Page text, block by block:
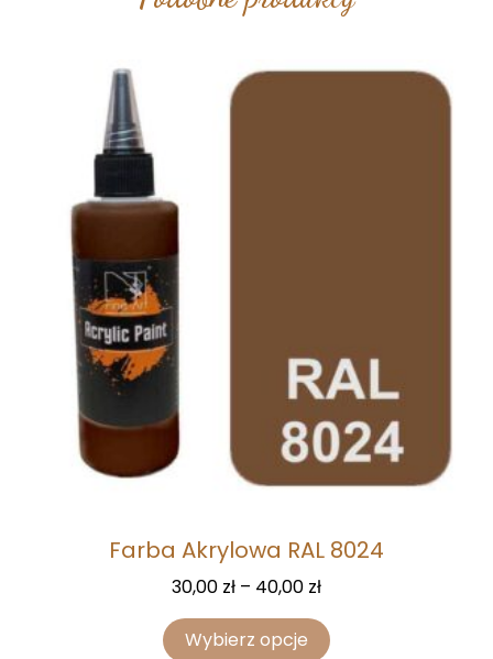
Farba Akrylowa RAL 8024
30,00 zł – 40,00 zł
Wybierz opcje